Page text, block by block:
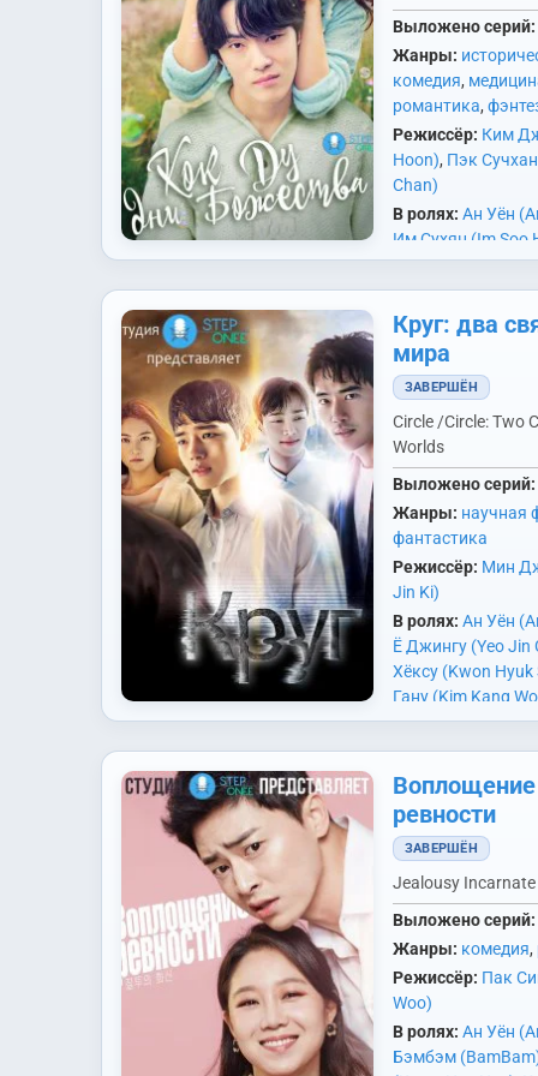
Выложено серий:
Жанры:
комедия,
романтика,
Режиссёр: Ким
Hoon), Пэк
Chan)
В ролях: Ан Уён
Им Сухян (Im Soo
Бёнок (Kim Byung
Бёнчхун (Kim
Ким Дасом (Kim Da
Джонхён (Kim
(1990))
Woong),Ким
Kwon),Ли
Joon),
Ran),О Ёнсиль
Пак Хиын (Park
Соман (Son So
Чхэюн (Song Chae
(Woo Hyun) ,Чха
Jung Hwa)
Kwang Il)
мрачный жнец
Джон Хён) каждые
должен сделать
своей работе в
мире и провести
мире смертных,
Круг: два
мира
ЗАВЕРШЁН
Circle /Circle: Two
Worlds
Выложено серий:
Жанры: научная
фантастика
Режиссёр: Мин
Jin Ki)
В ролях: Ан Уён
Ё Джингу (Yeo Jin
Хёксу (Kwon Hyuk
Гану (Kim Kang
Сынён (Gong
Гигван (Lee Ki
Хёнчхоль (Seo
Санджин (Han
Инсон (Jung In Sun)
как в наше время,
году. На Землю
пришельцы с
человеческие
быть под
Воплощение
ревности
ЗАВЕРШЁН
Jealousy Incarnate
Выложено серий:
Жанры: комедия,
Режиссёр: Пак
Woo)
В ролях: Ан Уён
Бэмбэм